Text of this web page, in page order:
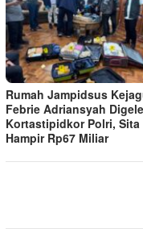
Rumah Jampidsus
Febrie Adriansyah
Kortastipidkor Polri, Sita
Hampir Rp67 Miliar